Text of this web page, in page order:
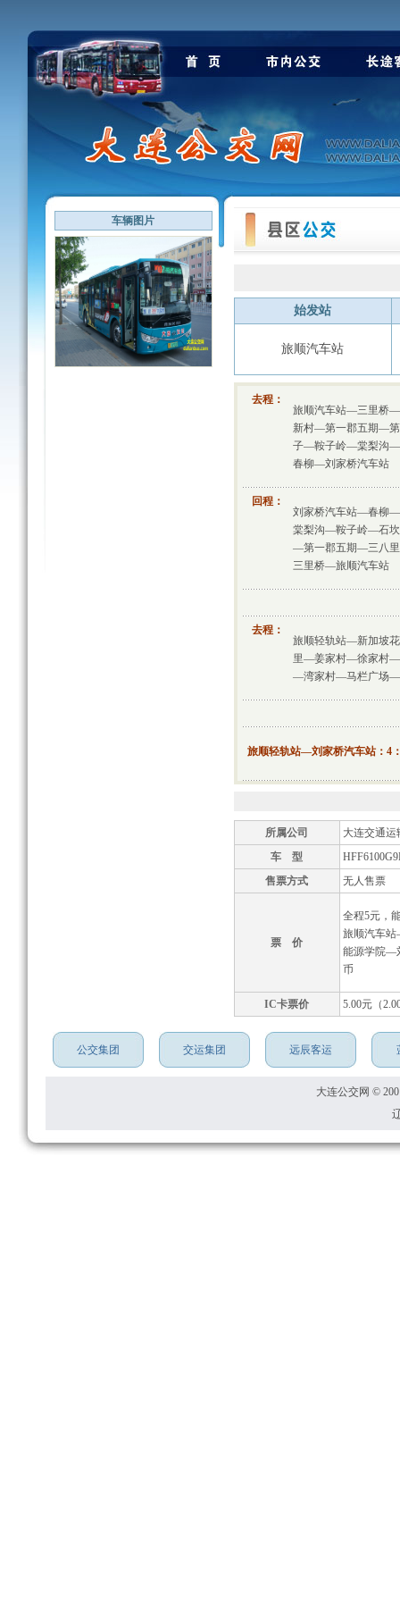
车辆图片
始发站
旅顺汽车站
去程：
旅顺汽车站—三里桥
新村—第一郡五期—
子—鞍子岭—棠梨沟—
春柳—刘家桥汽车站
回程：
刘家桥汽车站—春柳
棠梨沟—鞍子岭—石
—第一郡五期—三八
三里桥—旅顺汽车站
去程：
旅顺轻轨站—新加坡
里—姜家村—徐家村
—湾家村—马栏广场—
旅顺轻轨站—刘家桥汽车站：4
所属公司
大连交通运
车 型
售票方式
无人售票
票 价
全程5元，
旅顺汽车
能源学院—
币
IC卡票价 5.00元（
公交集团 交运集团 远辰客运
大连公交网 ©